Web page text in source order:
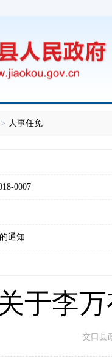
> 人事任免
0007
通知
于李
交口县